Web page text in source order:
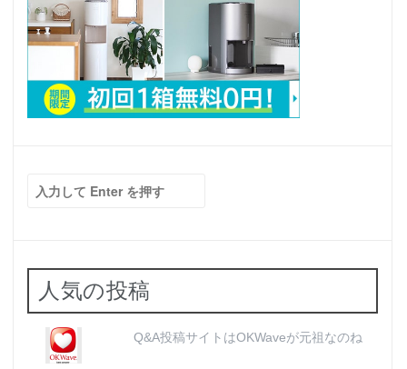
索:
人気の投稿
Q&A投稿サイトはOKWaveが元祖なのね